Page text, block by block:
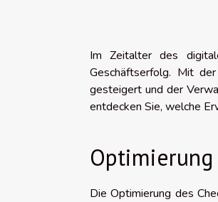
Im Zeitalter des
Geschäftserfolg. Mit
gesteigert und der
entdecken Sie, welche
Optimierung
Die Optimierung des